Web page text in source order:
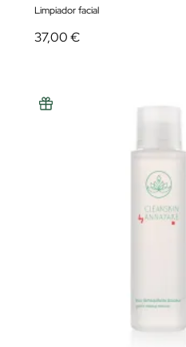
Limpiador facial
37,00 €